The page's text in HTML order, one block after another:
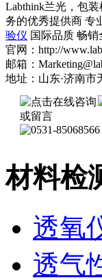
Labthink兰光，包
务的优秀提供商 专
验仪 国际品质 畅销
官网：http://
邮箱：
地址：山东·济南市
材料检
透氧
透气